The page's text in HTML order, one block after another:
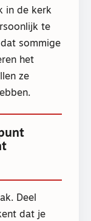
in de kerk
te
sommige
het
ze
Deel
dat je